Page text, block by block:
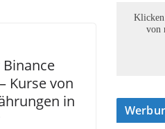
Kurse von
in
Klicken
von